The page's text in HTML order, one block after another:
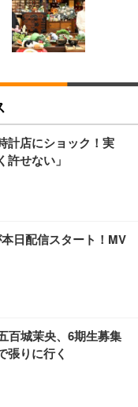
座面昇降 強化ナイロ
在宅ワーク H-WY01
／デスクチェア メッシ
ブラック
チェア 疲れない テレ
ト 30度ロッキング機
90度跳ね上げ式アーム
ュ ゲーミング/勉強/事
ア (ブラック)
チェア 疲れない テレ
ト 30度ロッキング機
90度跳ね上げ式アーム
(ホワイト)
スクチェア 肘なし メ
ト付き 腰サポート ガ
ャスター付き コンパク
ムモニター | FlexScan
ター DualSense 充電
27インチ 液晶モニタ
非光沢 HDMI/DisplayP
調整 スイベル VESA対
】GRAPHT THE S
Essential ゲーミン
FHD 量子ドット 残
300枚
ーツ 厚型 ワイド 42枚
イトブルー)
ツ L 中型犬用 26枚入
ック) 【Amazon.co.jp
オーヤマ ペットシーツ
(x 1) (ケース販売)
ツ 超厚型 お徳用 レギ
限定】
計店にショック！実
せない」
日配信スタート！MV
百城茉央、6期生募集
張りに行く